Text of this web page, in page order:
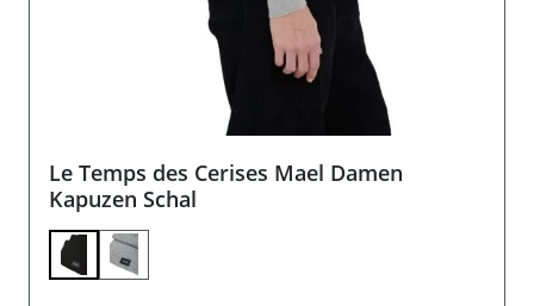
Le Temps des Cerises Mael Damen
Kapuzen Schal